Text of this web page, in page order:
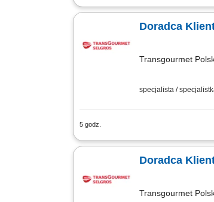
Twój zakres
Doradca
Transgourmet
specjalista /
5 godz.
Twój zakres
Doradca
Transgourmet